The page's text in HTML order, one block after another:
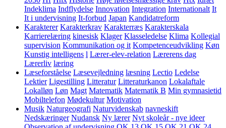
Indeklima Indflydelse Innovation Integration Internationalt It
It i undervisning It-forbud Japan Kandidatreform
Karakterer Karakterkrav Karakterræs Karakterskala
Karrierelæring kinesisk Klager Klasseledelse Klima Kollegial
supervision Kommunikation og it Kompetenceudvikling Køn
Kunstig intelligens l Lærer-elev-relation Lærerens dag
Lærerliv læring
Læseforståelse Læsevejledning læsning Lectio Ledelse
Lektier Ligestilling Litteratur Litteraturkanon Lokalaftale
Lokalløn Løn Magt Matematik Matematik B Min gymnasietid
Mobiltelefon Mødekultur Motivation
Musik Naturgeografi Naturvidenskab navneskift
Nedskæringer Nudansk Ny lærer Nyt skoleår - nye ideer